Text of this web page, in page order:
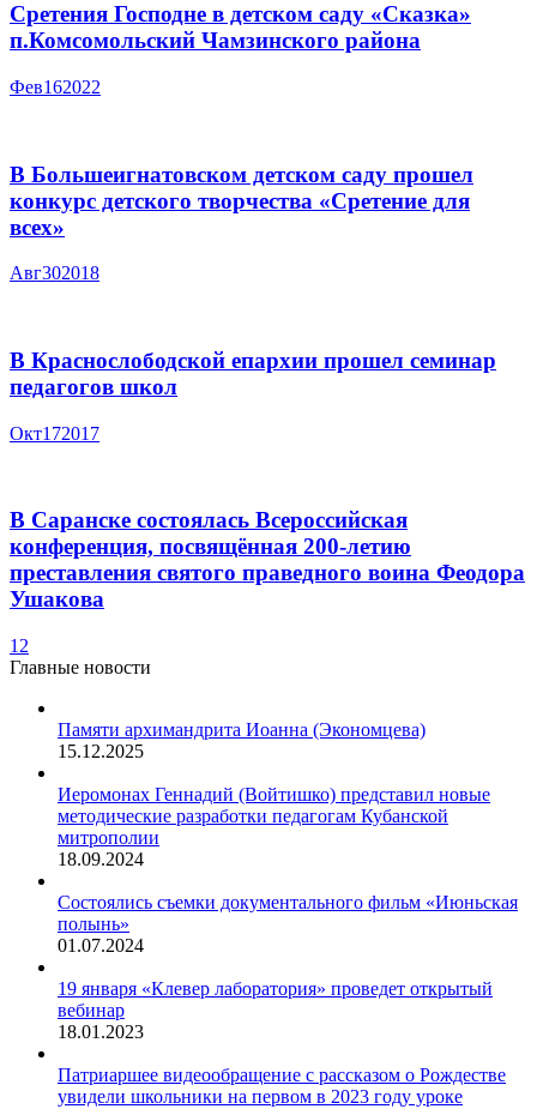
Сретения Господне в детском саду «Сказка»
п.Комсомольский Чамзинского района
Фев162022
В Большеигнатовском детском саду прошел
конкурс детского творчества «Сретение для
всех»
Авг302018
В Краснослободской епархии прошел семинар
педагогов школ
Окт172017
В Саранске состоялась Всероссийская
конференция, посвящённая 200-летию
преставления святого праведного воина Феодора
Ушакова
1 2
Главные новости
Памяти архимандрита Иоанна (Экономцева)
15.12.2025
Иеромонах Геннадий (Войтишко) представил новые
методические разработки педагогам Кубанской
митрополии
18.09.2024
Состоялись съемки документального фильм «Июньская
полынь»
01.07.2024
19 января «Клевер лаборатория» проведет открытый
вебинар
18.01.2023
Патриаршее видеообращение с рассказом о Рождестве
увидели школьники на первом в 2023 году уроке